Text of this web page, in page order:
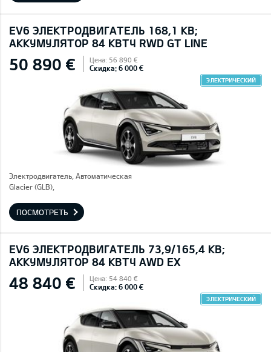
EV6 ЭЛЕКТРОДВИГАТЕЛЬ 168,1 КВ;
AККУМУЛЯТОР 84 КВТЧ RWD GT LINE
50 890 € Цена: 56 890 €
Скидка: 6 000 €
ЭЛЕКТРИЧЕСКИЙ
Электродвигатель, Автоматическая
Glacier (GLB),
ПОСМОТРЕТЬ
EV6 ЭЛЕКТРОДВИГАТЕЛЬ 73,9/165,4 КВ;
AККУМУЛЯТОР 84 КВТЧ AWD EX
48 840 € Цена: 54 840 €
Скидка: 6 000 €
ЭЛЕКТРИЧЕСКИЙ